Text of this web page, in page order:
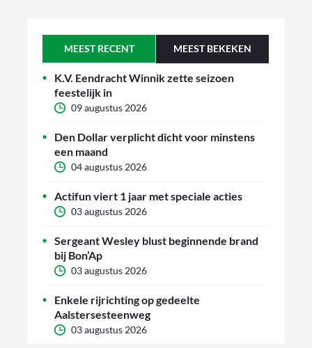
MEEST RECENT MEEST BEKEKEN
K.V. Eendracht Winnik zette seizoen
feestelijk in
09 augustus 2026
Den Dollar verplicht dicht voor minstens
een maand
04 augustus 2026
Actifun viert 1 jaar met speciale acties
03 augustus 2026
Sergeant Wesley blust beginnende brand
bij Bon’Ap
03 augustus 2026
Enkele rijrichting op gedeelte
Aalstersesteenweg
03 augustus 2026